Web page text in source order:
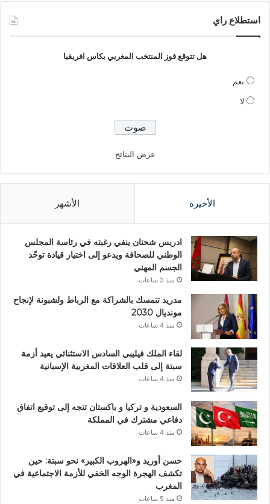
استطلاع راي
هل تتوقع فوز المنتخب المغربي بكاس افريقيا
نعم
لا
عرض النتائج
الأخيرة الأشهر
ادريس شحتان ينفي رغبته في رئاسة المجلس
الوطني للصحافة ويدعو إلى اختيار قيادة توحّد
الجسم المهني
منذ 3 ساعات
مدريد تتمسك بالشراكة مع الرباط ولشبونة لإنجاح
مونديال 2030
منذ 4 ساعات
لقاء الملك فيليبي السادس الاستثنائي يعيد أزمة
سبتة إلى قلب العلاقات المغربية الإسبانية
منذ 4 ساعات
السعودية و تركيا و باكستان تتجه إلى توقيع اتفاق
دفاعي مشترك في المملكة
منذ 4 ساعات
حسن أوريد و«الهروب الكبير» نحو سبتة: حين
تكشف الهجرة الوجه الخفي للأزمة الاجتماعية في
المغرب
منذ 5 ساعات